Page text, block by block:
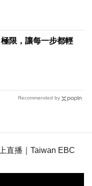
限，讓每一步都輕
Recommended by
直播｜Taiwan EBC